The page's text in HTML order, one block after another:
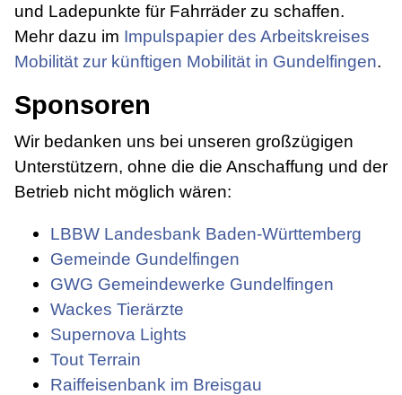
und Ladepunkte für Fahrräder zu schaffen.
Mehr dazu im Impulspapier des Arbeitskreises
Mobilität zur künftigen Mobilität in Gundelfingen.
Sponsoren
Wir bedanken uns bei unseren großzügigen
Unterstützern, ohne die die Anschaffung und der
Betrieb nicht möglich wären:
LBBW Landesbank Baden-Württemberg
Gemeinde Gundelfingen
GWG Gemeindewerke Gundelfingen
Wackes Tierärzte
Supernova Lights
Tout Terrain
Raiffeisenbank im Breisgau